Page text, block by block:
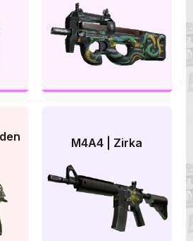
M4A4 | Zirka